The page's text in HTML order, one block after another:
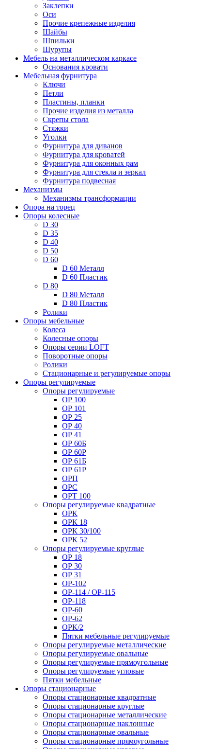
Заклепки
Оси
Прочие крепежные изделия
Шайбы
Шпильки
Шурупы
Мебель на металлическом каркасе
Основания кровати
Мебельная фурнитура
Ключи
Петли
Пластины, планки
Прочие изделия из металла
Скрепы стола
Стяжки
Уголки
Фурнитура для диванов
Фурнитура для кроватей
Фурнитура для оконных рам
Фурнитура для стекла и зеркал
Фурнитура подвесная
Механизмы
Механизмы трансформации
Опора на торец
Опоры колесные
D 30
D 35
D 40
D 50
D 60
D 60 Металл
D 60 Пластик
D 80
D 80 Металл
D 80 Пластик
Ролики
Опоры мебельные
Колеса
Колесные опоры
Опоры серии LOFT
Поворотные опоры
Ролики
Стационарные и регулируемые опоры
Опоры регулируемые
Опоры регулируемые
ОР 100
ОР 101
ОР 25
ОР 40
ОР 41
ОР 60Б
ОР 60Р
ОР 61Б
ОР 61Р
ОРП
ОРС
ОРТ 100
Опоры регулируемые квадратные
ОРК
ОРК 18
ОРК 30/100
ОРК 52
Опоры регулируемые круглые
ОР 18
ОР 30
ОР 31
ОР-102
ОР-114 / ОР-115
ОР-118
ОР-60
ОР-62
ОРК/2
Пятки мебельные регулируемые
Опоры регулируемые металлические
Опоры регулируемые овальные
Опоры регулируемые прямоугольные
Опоры регулируемые угловые
Пятки мебельные
Опоры стационарные
Опоры стационарные квадратные
Опоры стационарные круглые
Опоры стационарные металлические
Опоры стационарные наклонные
Опоры стационарные овальные
Опоры стационарные прямоугольные